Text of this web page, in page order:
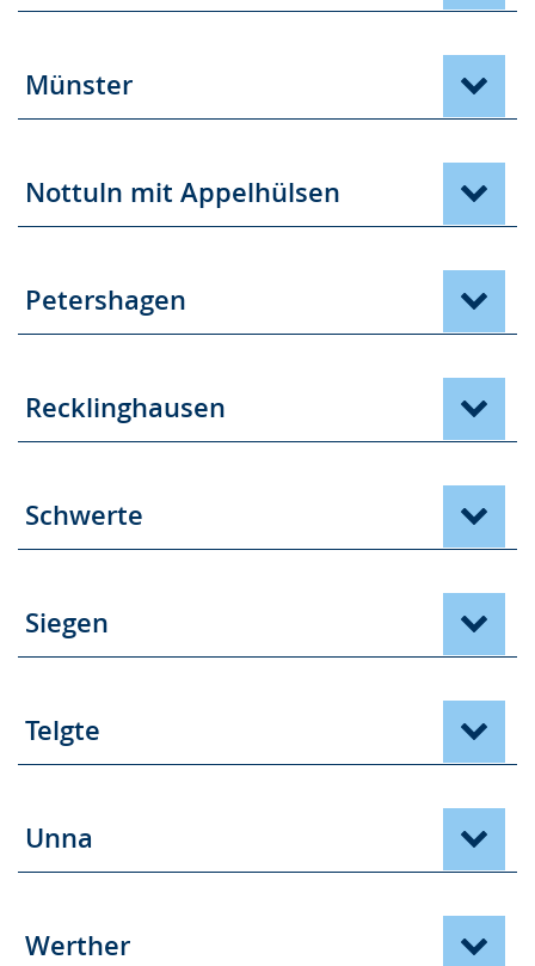
Münster
Nottuln mit Appelhülsen
Petershagen
Recklinghausen
Schwerte
Siegen
Telgte
Unna
Werther